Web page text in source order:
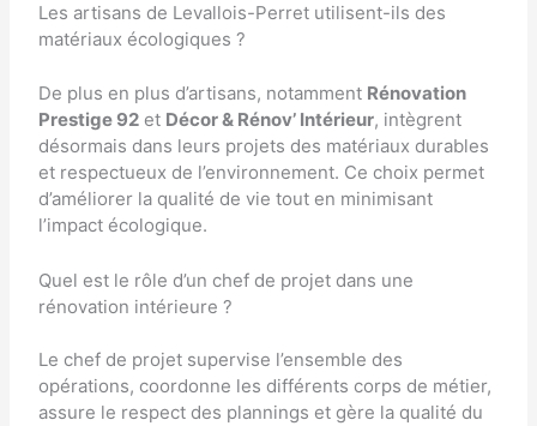
Les artisans de Levallois-Perret utilisent-ils des
matériaux écologiques ?
De plus en plus d’artisans, notamment Rénovation
Prestige 92 et Décor & Rénov’ Intérieur, intègrent
désormais dans leurs projets des matériaux durables
et respectueux de l’environnement. Ce choix permet
d’améliorer la qualité de vie tout en minimisant
l’impact écologique.
Quel est le rôle d’un chef de projet dans une
rénovation intérieure ?
Le chef de projet supervise l’ensemble des
opérations, coordonne les différents corps de métier,
assure le respect des plannings et gère la qualité du